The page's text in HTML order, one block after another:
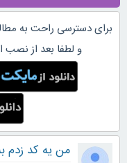
برای دسترسی راحت به
و لطفا بعد از نصب
من یه کد زدم به